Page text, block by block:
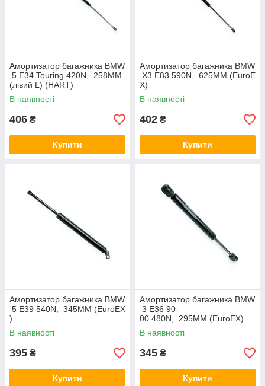
Амортизатор багажника BMW
5 E34 Touring 420N, 258MM
(лівий L) (HART)
В наявності
406 ₴
Купити
Амортизатор багажника BMW
X3 E83 590N, 625MM (EuroE
X)
В наявності
402 ₴
Купити
Амортизатор багажника BMW
5 E39 540N, 345MM (EuroEX
)
В наявності
395 ₴
Купити
Амортизатор багажника BMW
3 E36 90-
00 480N, 295MM (EuroEX)
В наявності
345 ₴
Купити